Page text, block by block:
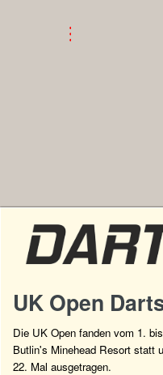
UK Open
Die UK Open fanden vom 1.
Butlin's Minehead Resort statt
22. Mal ausgetragen.